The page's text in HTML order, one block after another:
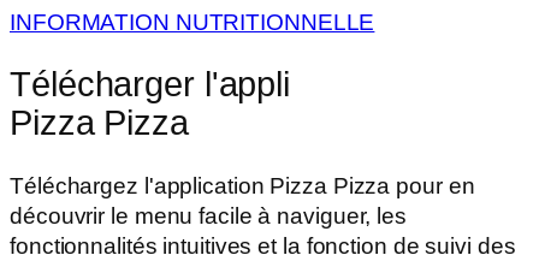
INFORMATION NUTRITIONNELLE
Télécharger l'appli
Pizza Pizza
Téléchargez l'application Pizza Pizza pour en
découvrir le menu facile à naviguer, les
fonctionnalités intuitives et la fonction de suivi des